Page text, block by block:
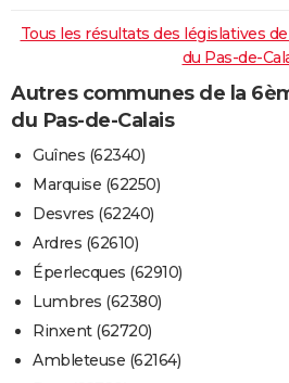
Tous les résultats des législatives
du Pas-de-
Autres communes de la
du Pas-de-Calais
Guînes (62340)
Marquise (62250)
Desvres (62240)
Ardres (62610)
Éperlecques (62910)
Lumbres (62380)
Rinxent (62720)
Ambleteuse (62164)